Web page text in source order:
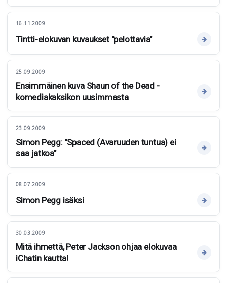
16.11.2009
Tintti-elokuvan kuvaukset "pelottavia"
25.09.2009
Ensimmäinen kuva Shaun of the Dead -
komediakaksikon uusimmasta
23.09.2009
Simon Pegg: "Spaced (Avaruuden tuntua) ei
saa jatkoa"
08.07.2009
Simon Pegg isäksi
30.03.2009
Mitä ihmettä, Peter Jackson ohjaa elokuvaa
iChatin kautta!